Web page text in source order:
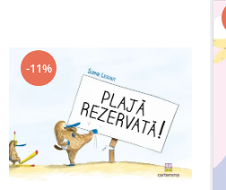
-11%